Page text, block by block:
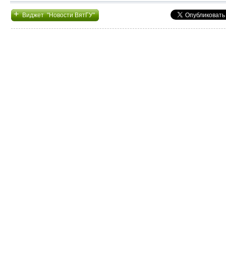
+Виджет "Новости ВятГУ"